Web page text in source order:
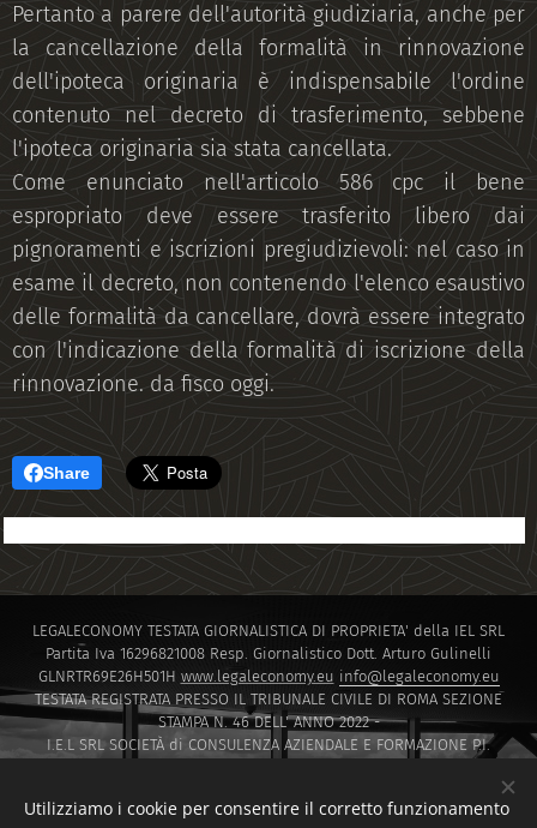
Pertanto a parere dell'autorità giudiziaria, anche per
la cancellazione della formalità in rinnovazione
dell'ipoteca originaria è indispensabile l'ordine
contenuto nel decreto di trasferimento, sebbene
l'ipoteca originaria sia stata cancellata.
Come enunciato nell'articolo 586 cpc il bene
espropriato deve essere trasferito libero dai
pignoramenti e iscrizioni pregiudizievoli: nel caso in
esame il decreto, non contenendo l'elenco esaustivo
delle formalità da cancellare, dovrà essere integrato
con l'indicazione della formalità di iscrizione della
rinnovazione. da fisco oggi.
Share
LEGALECONOMY TESTATA GIORNALISTICA DI PROPRIETA' della IEL SRL
Partita Iva 16296821008 Resp. Giornalistico Dott. Arturo Gulinelli
GLNRTR69E26H501H www.legaleconomy.eu info@legaleconomy.eu
TESTATA REGISTRATA PRESSO IL TRIBUNALE CIVILE DI ROMA SEZIONE
STAMPA N. 46 DELL' ANNO 2022 -
I.E.L SRL SOCIETÀ di CONSULENZA AZIENDALE E FORMAZIONE P.I.
I.E.L. SRL SOCIETÀ di Capitali ISCRITTA PRESSO LA CAMERA DI COMMERCIO
Utilizziamo i cookie per consentire il corretto funzionamento